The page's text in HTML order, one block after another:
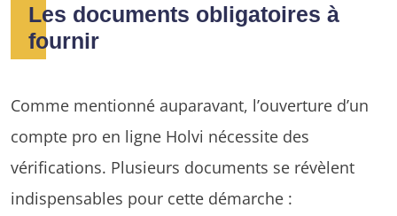
Les documents obligatoires à
fournir
Comme mentionné auparavant, l’ouverture d’un
compte pro en ligne Holvi nécessite des
vérifications. Plusieurs documents se révèlent
indispensables pour cette démarche :